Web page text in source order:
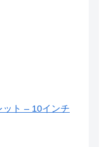
ト – 10インチ